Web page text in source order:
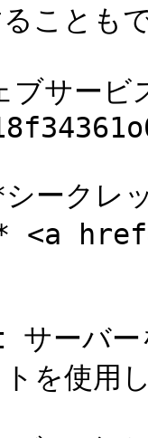
ことも
ブサー
ークレッ
<a
サーバー
を使用